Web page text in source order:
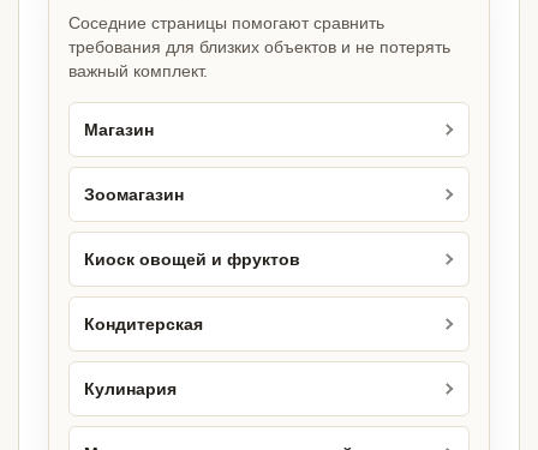
Соседние страницы помогают сравнить
требования для близких объектов и не потерять
важный комплект.
Магазин
Зоомагазин
Киоск овощей и фруктов
Кондитерская
Кулинария